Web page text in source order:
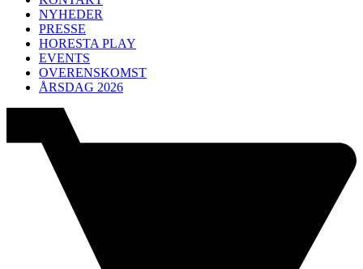
NYHEDER
PRESSE
HORESTA PLAY
EVENTS
OVERENSKOMST
ÅRSDAG 2026